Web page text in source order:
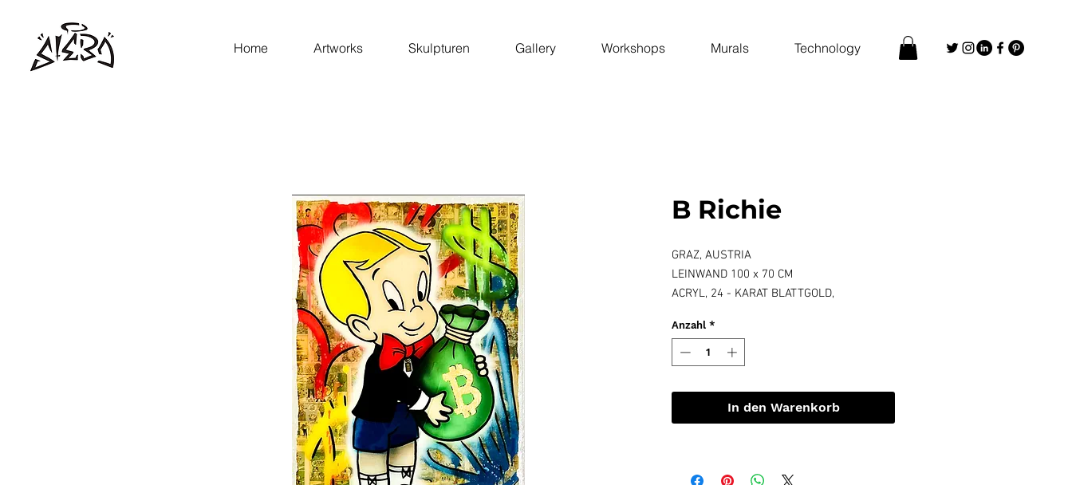
Home Artworks Skulpturen Gallery Workshops Murals Technology
B Richie
GRAZ, AUSTRIA
LEINWAND 100 x 70 CM
ACRYL, 24 - KARAT BLATTGOLD,
INKL. NFC-CHIP
Anzahl *
In den Warenkorb